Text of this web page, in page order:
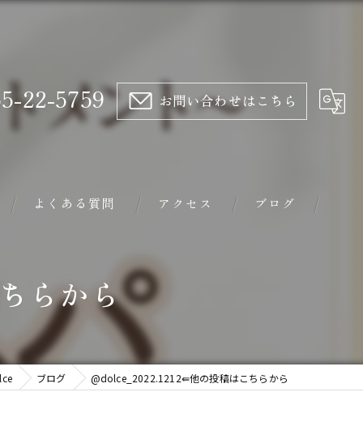
22-5759 お問い合わせはこちら
よくある質問 アクセス ブログ
らから
ブログ @dolce_2022.1212⇚他の投稿はこちらから